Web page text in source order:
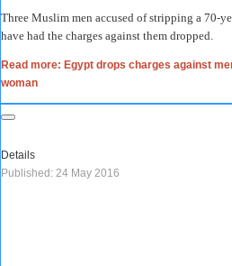
Three Muslim men accused of stripping a 70-
have had the charges against them dropped.
Read more: Egypt drops charges against
woman
Details
Published: 24 May 2016